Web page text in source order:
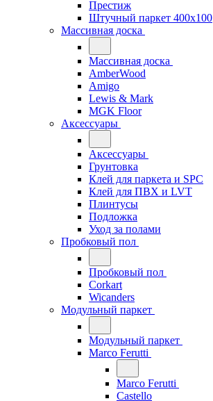
Престиж
Штучный паркет 400x100
Массивная доска
Массивная доска
AmberWood
Amigo
Lewis & Mark
MGK Floor
Аксессуары
Аксессуары
Грунтовка
Клей для паркета и SPC
Клей для ПВХ и LVT
Плинтусы
Подложка
Уход за полами
Пробковый пол
Пробковый пол
Corkart
Wicanders
Модульный паркет
Модульный паркет
Marco Ferutti
Marco Ferutti
Castello